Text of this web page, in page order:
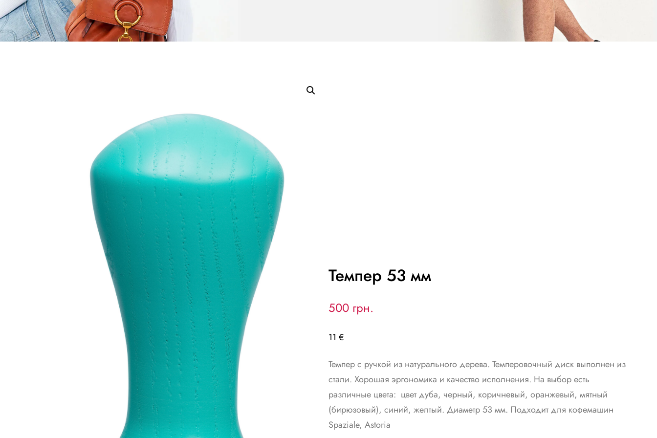
Темпер 53 мм
500 грн.
11 €
Темпер с ручкой из натурального дерева. Темперовочный диск выполнен из
стали. Хорошая эргономика и качество исполнения. На выбор есть
различные цвета: цвет дуба, черный, коричневый, оранжевый, мятный
(бирюзовый), синий, желтый. Диаметр 53 мм. Подходит для кофемашин
Spaziale, Astoria